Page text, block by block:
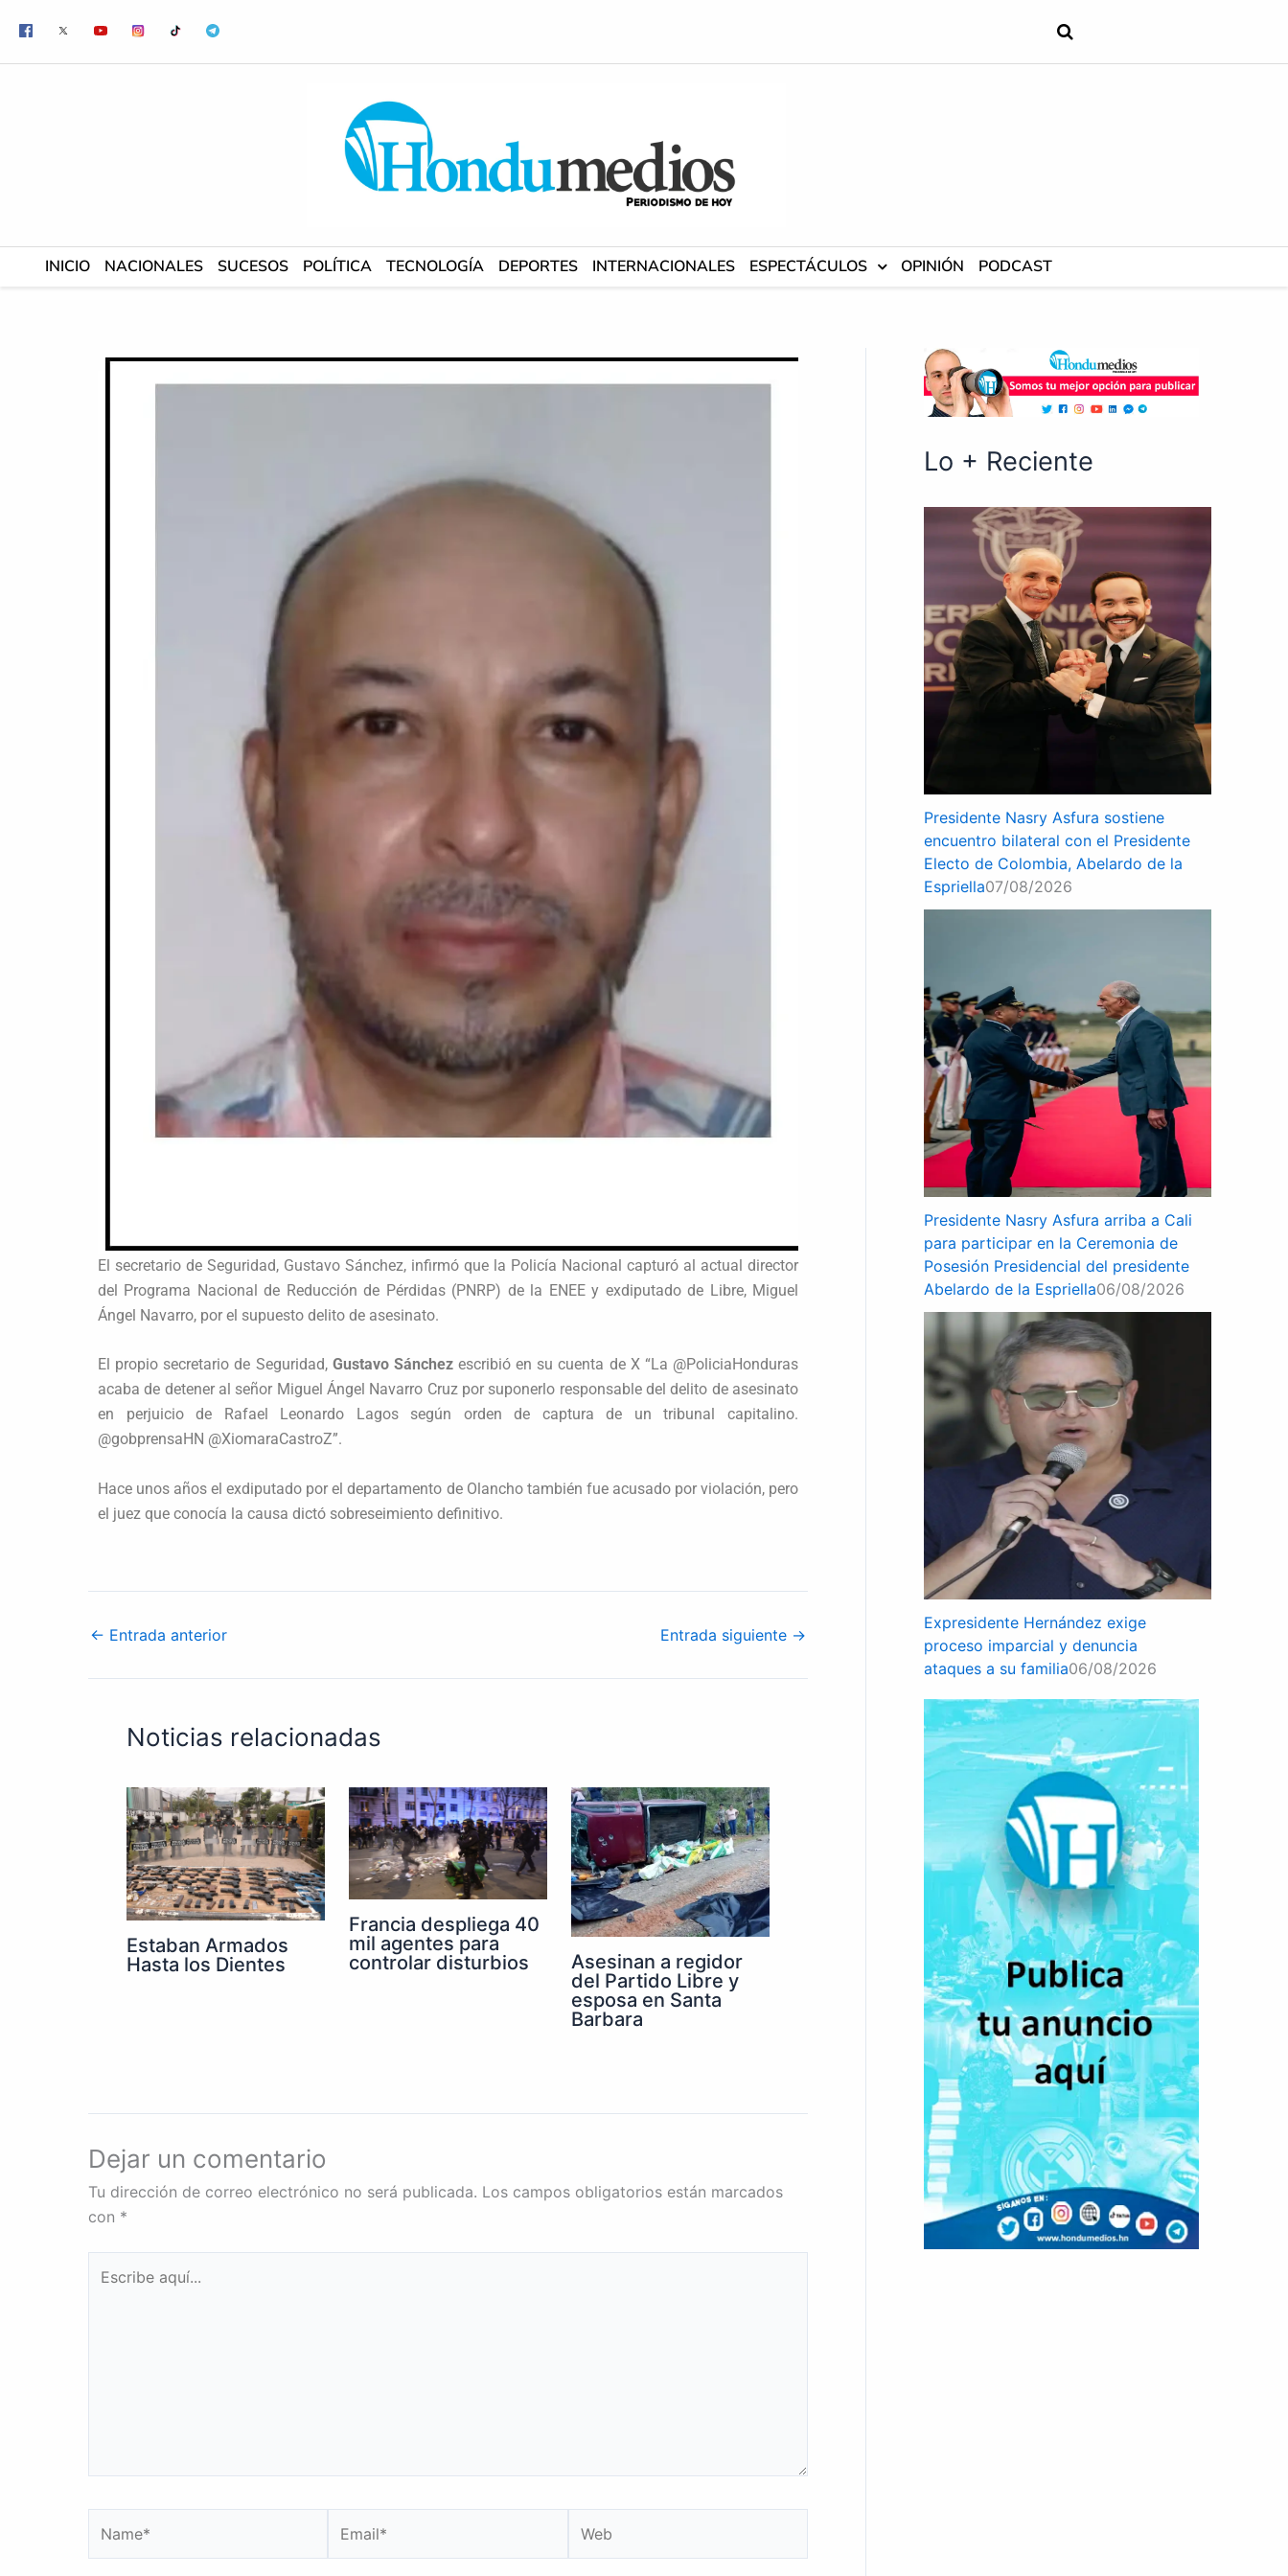
contenido
INICIO NACIONALES SUCESOS POLÍTICA TECNOLOGÍA DEPORTES INTERNACIONALES ESPECTÁCULOS OPINIÓN PODCAST
El secretario de Seguridad, Gustavo Sánchez, infirmó que la Policía Nacional capturó al actual director
del Programa Nacional de Reducción de Pérdidas (PNRP) de la ENEE y exdiputado de Libre, Miguel
Ángel Navarro, por el supuesto delito de asesinato.
El propio secretario de Seguridad, Gustavo Sánchezescribió en su cuenta de X “La @PoliciaHonduras
acaba de detener al señor Miguel Ángel Navarro Cruz por suponerlo responsable del delito de asesinato
en perjuicio de Rafael Leonardo Lagos según orden de captura de un tribunal capitalino.
@gobprensaHN @XiomaraCastroZ”.
Hace unos años el exdiputado por el departamento de Olancho también fue acusado por violación, pero
el juez que conocía la causa dictó sobreseimiento definitivo.
← Entrada anterior Entrada siguiente →
Noticias relacionadas
Estaban Armados
Hasta los Dientes
Francia despliega 40
mil agentes para
controlar disturbios
Asesinan a regidor
del Partido Libre y
esposa en Santa
Barbara
Dejar un comentario
Tu dirección de correo electrónico no será publicada. Los campos obligatorios están marcados
con *
aquí...
Lo + Reciente
Presidente Nasry Asfura sostiene
encuentro bilateral con el Presidente
Electo de Colombia, Abelardo de la
Espriella07/08/2026
Presidente Nasry Asfura arriba a Cali
para participar en la Ceremonia de
Posesión Presidencial del presidente
Abelardo de la Espriella06/08/2026
Expresidente Hernández exige
proceso imparcial y denuncia
ataques a su familia06/08/2026